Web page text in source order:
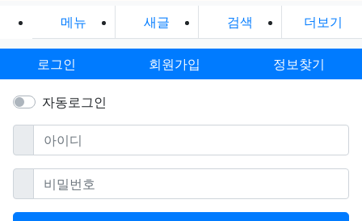
메뉴 새글 검색 더보기
로그인 회원가입 정보찾기
자동로그인
아이디필수
비밀번호필수